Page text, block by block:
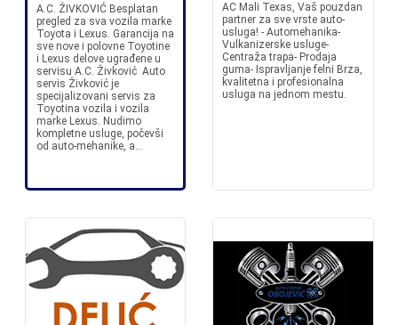
A.C. ŽIVKOVIĆ Besplatan
pregled za sva vozila marke
Toyota i Lexus. Garancija na
sve nove i polovne Toyotine
i Lexus delove ugrađene u
servisu A.C. Živković Auto
servis Živković je
specijalizovani servis za
Toyotina vozila i vozila
marke Lexus. Nudimo
kompletne usluge, počevši
od auto-mehanike, a...
AC Mali Texas, Vaš pouzdan
partner za sve vrste auto-
usluga! - Automehanika-
Vulkanizerske usluge-
Centraža trapa- Prodaja
guma- Ispravljanje felni Brza,
kvalitetna i profesionalna
usluga na jednom mestu.